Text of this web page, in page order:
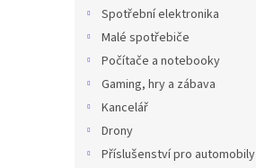
Spotřební elektronika
Malé spotřebiče
Počítače a notebooky
Gaming, hry a zábava
Kancelář
Drony
Příslušenství pro automobily